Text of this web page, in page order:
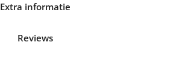
Extra informatie
Reviews